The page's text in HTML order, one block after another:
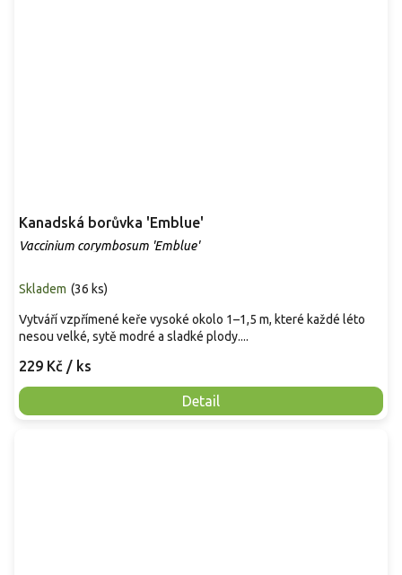
Kanadská borůvka 'Emblue'
Vaccinium corymbosum 'Emblue'
Skladem (36 ks)
229 Kč / ks
Detail
Vytváří vzpřímené keře vysoké okolo 1–1,5 m, které každé léto
nesou velké, sytě modré a sladké plody....